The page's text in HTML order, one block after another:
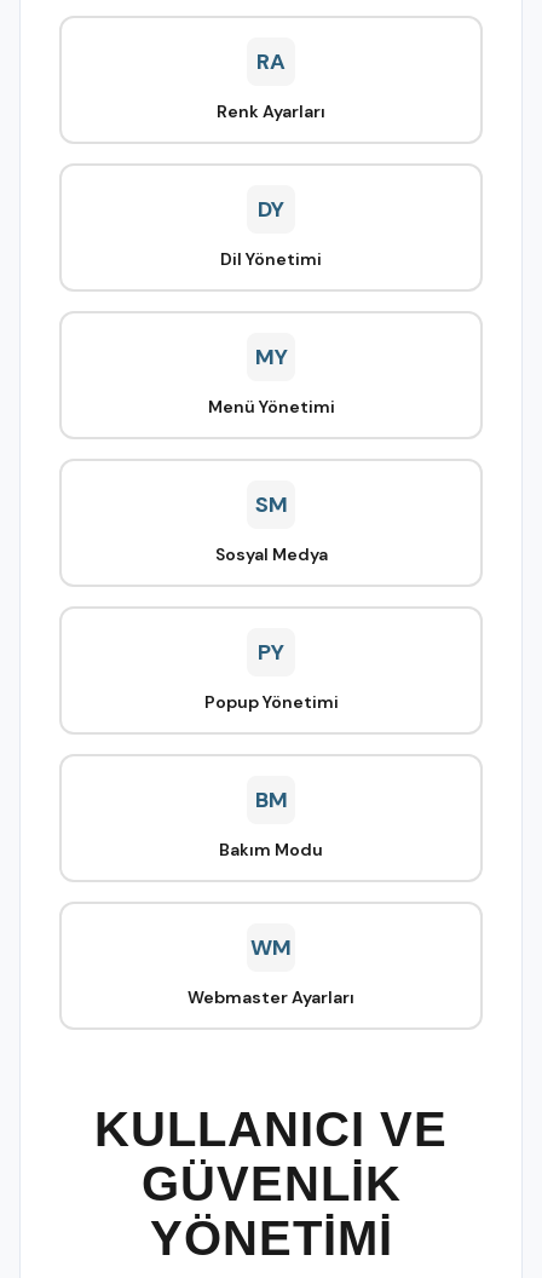
RA
Renk Ayarları
DY
Dil Yönetimi
MY
Menü Yönetimi
SM
Sosyal Medya
PY
Popup Yönetimi
BM
Bakım Modu
WM
Webmaster Ayarları
KULLANICI VE
GÜVENLİK
YÖNETİMİ